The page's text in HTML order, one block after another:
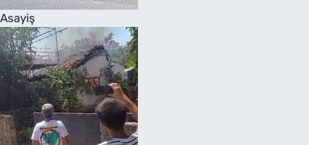
Asayiş